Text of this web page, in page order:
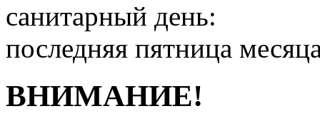
санитарный день:
последняя пятница
ВНИМАНИЕ!